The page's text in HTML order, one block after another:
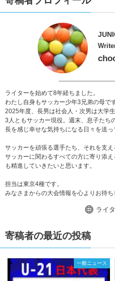
ライターを始めて8年経ちました。
わたし自身もサッカー少年3兄弟の母です
2025年度、長男は社会人・次男は大学
3人ともサッカー現役。週末、息子たち
長を感じ幸せな気持ちになる日々を送っ
サッカーを頑張る選手たち、それを支え
サッカーに関わるすべての方に寄り添
も精進していきたいと思います。
担当は東京4種です。
みなさまからの大会情報を心よりお待ち
ライ
寄稿者の最近の投稿
一般ニュース